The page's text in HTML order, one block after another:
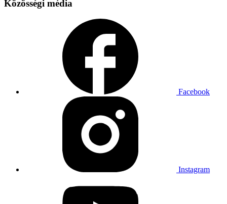
Közösségi média
Facebook
Instagram